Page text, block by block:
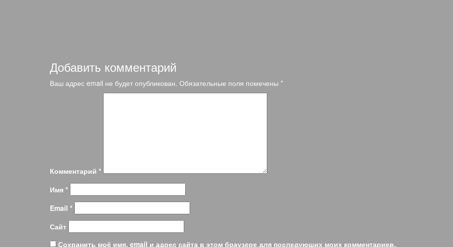
Добавить комментарий
Ваш адрес email не будет опубликован. Обязательные поля помечены *
Комментарий *
Имя *
Email *
Сайт
Сохранить моё имя, email и адрес сайта в этом браузере для последующих моих комментариев.